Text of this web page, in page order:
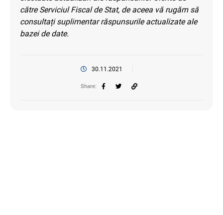
către Serviciul Fiscal de Stat, de aceea vă rugăm să
consultați suplimentar răspunsurile actualizate ale
bazei de date.
30.11.2021
Share: